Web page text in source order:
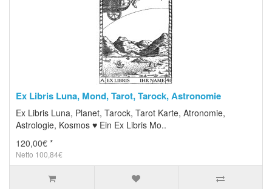
Ex Libris Luna, Mond, Tarot, Tarock, Astronomie
Ex Libris Luna, Planet, Tarock, Tarot Karte, Atronomie,
Astrologie, Kosmos ♥ Ein Ex Libris Mo..
120,00€ *
Netto 100,84€